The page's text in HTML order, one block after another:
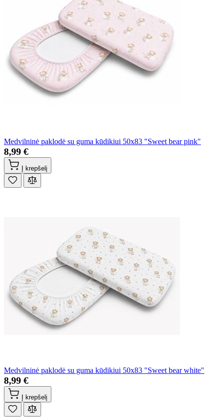
Medvilninė paklodė su guma kūdikiui 50x83 "Sweet bear pink"
8,99 €
Į krepšelį
Medvilninė paklodė su guma kūdikiui 50x83 "Sweet bear white"
8,99 €
Į krepšelį